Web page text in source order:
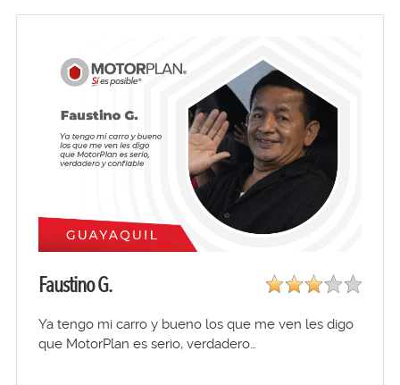
Faustino G.
Ya tengo mi carro y bueno los que me ven les digo
que MotorPlan es serio, verdadero…